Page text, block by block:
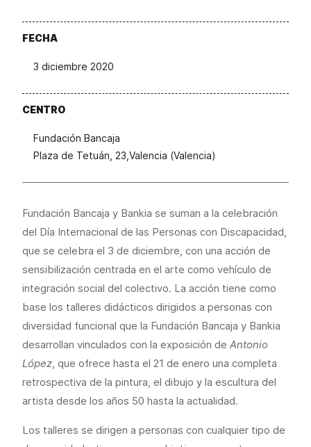
FECHA
3 diciembre 2020
CENTRO
Fundación Bancaja
Plaza de Tetuán, 23,Valencia (Valencia)
Fundación Bancaja y Bankia se suman a la celebración
del Día Internacional de las Personas con Discapacidad,
que se celebra el 3 de diciembre, con una acción de
sensibilización centrada en el arte como vehículo de
integración social del colectivo. La acción tiene como
base los talleres didácticos dirigidos a personas con
diversidad funcional que la Fundación Bancaja y Bankia
desarrollan vinculados con la exposición de Antonio
López, que ofrece hasta el 21 de enero una completa
retrospectiva de la pintura, el dibujo y la escultura del
artista desde los años 50 hasta la actualidad.
Los talleres se dirigen a personas con cualquier tipo de